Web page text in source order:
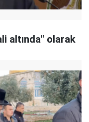
altında" olarak